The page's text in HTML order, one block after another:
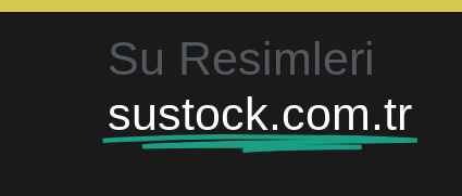
Su Resimleri
sustock.com.tr